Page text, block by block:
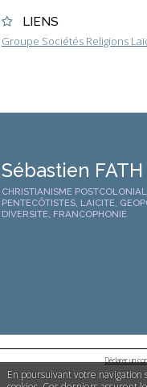
En poursuivant votre navigation
LIENS
Groupe Sociétés Religions
Sébastien FATH
CHRISTIANISME
PENTECÔTISTES, LAICITE,
DIVERSITE, FRANCOPHONIE
Déclarer un